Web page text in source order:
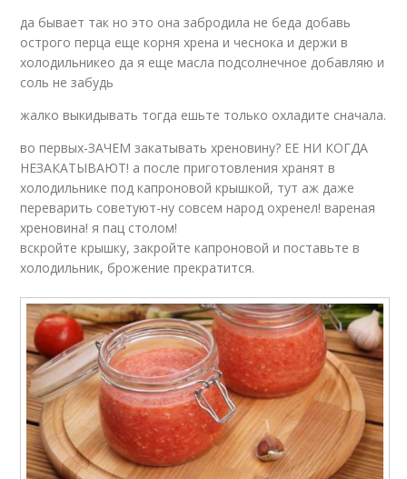
да бывает так но это она забродила не беда добавь
острого перца еще корня хрена и чеснока и держи в
холодильникео да я еще масла подсолнечное добавляю и
соль не забудь
жалко выкидывать тогда ешьте только охладите сначала.
во первых-ЗАЧЕМ закатывать хреновину? ЕЕ НИ КОГДА
НЕЗАКАТЫВАЮТ! а после приготовления хранят в
холодильнике под капроновой крышкой, тут аж даже
переварить советуют-ну совсем народ охренел! вареная
хреновина! я пац столом!
вскройте крышку, закройте капроновой и поставьте в
холодильник, брожение прекратится.